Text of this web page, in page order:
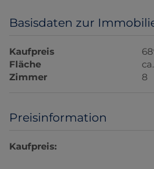
Basisdaten zur
Kaufpreis
Fläche
Zimmer 8
Preisinformation
Kaufpreis: